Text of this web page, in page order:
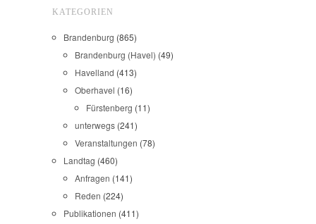
KATEGORIEN
Brandenburg (865)
Brandenburg (Havel) (49)
Havelland (413)
Oberhavel (16)
Fürstenberg (11)
unterwegs (241)
Veranstaltungen (78)
Landtag (460)
Anfragen (141)
Reden (224)
Publikationen (411)